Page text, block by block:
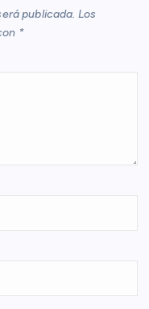
publicada. Los
*